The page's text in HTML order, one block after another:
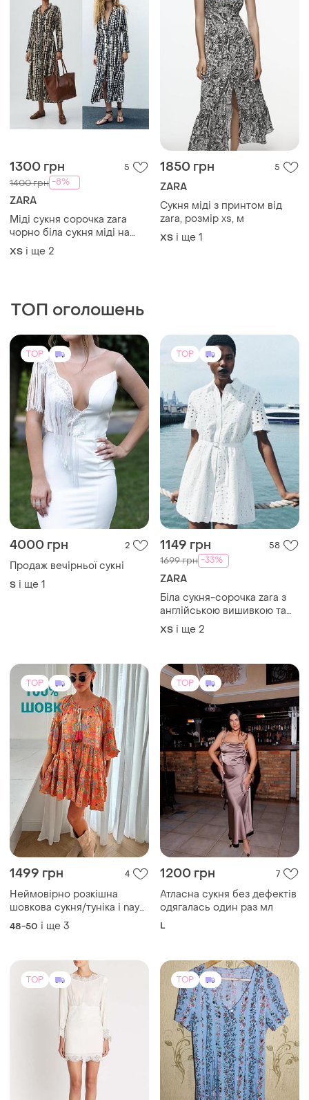
1300 грн 5
1400 грн -8%
ZARA
Міді сукня сорочка zara
чорно біла сукня міді на
ґудзиках сукня з віскози
ХS і ще 2
1850 грн 5
ZARA
Сукня міді з принтом від
zara, розмір xs, м
ХS і ще 1
ТОП оголошень
TOP
4000 грн 2
Продаж вечірньої сукні
S і ще 1
TOP
1149 грн 58
1699 грн -33%
ZARA
Біла сукня-сорочка zara з
англійською вишивкою та
поясом (100% бавовна)
ХS і ще 2
TOP
1499 грн 4
Неймовірно розкішна
шовкова сукня/туніка і naya
coral boho silk mini dress
48-50 і ще 3
TOP
1200 грн 7
Атласна сукня без дефектів
одягалась один раз мл
L
TOP TOP